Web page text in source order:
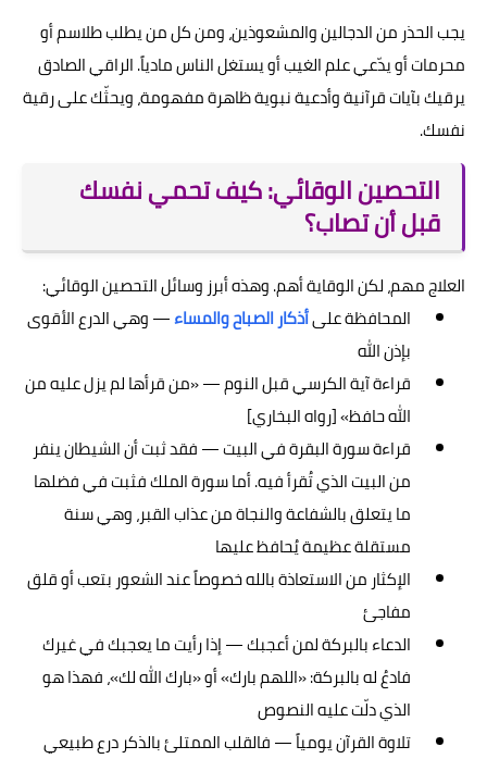
يجب الحذر من الدجالين والمشعوذين، ومن كل من يطلب طلاسم أو
محرمات أو يدّعي علم الغيب أو يستغل الناس مادياً. الراقي الصادق
يرقيك بآيات قرآنية وأدعية نبوية ظاهرة مفهومة، ويحثّك على رقية
نفسك.
التحصين الوقائي: كيف تحمي نفسك
قبل أن تصاب؟
العلاج مهم، لكن الوقاية أهم. وهذه أبرز وسائل التحصين الوقائي:
المحافظة علىأذكار الصباح والمساء— وهي الدرع الأقوى
بإذن الله
قراءة آية الكرسي قبل النوم — «من قرأها لم يزل عليه من
الله حافظ» [رواه البخاري]
قراءة سورة البقرة في البيت — فقد ثبت أن الشيطان ينفر
من البيت الذي تُقرأ فيه. أما سورة الملك فثبت في فضلها
ما يتعلق بالشفاعة والنجاة من عذاب القبر، وهي سنة
مستقلة عظيمة يُحافظ عليها
الإكثار من الاستعاذة بالله خصوصاً عند الشعور بتعب أو قلق
مفاجئ
الدعاء بالبركة لمن أعجبك — إذا رأيت ما يعجبك في غيرك
فادعُ له بالبركة: «اللهم بارك» أو «بارك الله لك»، فهذا هو
الذي دلّت عليه النصوص
تلاوة القرآن يومياً — فالقلب الممتلئ بالذكر درع طبيعي